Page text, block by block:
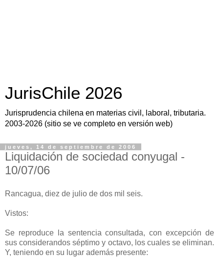
JurisChile 2026
Jurisprudencia chilena en materias civil, laboral, tributaria.
2003-2026 (sitio se ve completo en versión web)
jueves, 14 de septiembre de 2006
Liquidación de sociedad conyugal -
10/07/06
Rancagua, diez de julio de dos mil seis.
Vistos:
Se reproduce la sentencia consultada, con excepción de
sus considerandos séptimo y octavo, los cuales se eliminan.
Y, teniendo en su lugar además presente: